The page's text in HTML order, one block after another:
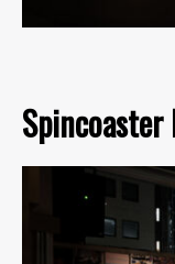
Spincoaster